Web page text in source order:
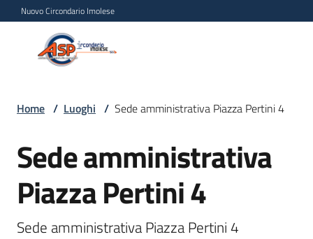
Vai al contenuto
Vai alla navigazione
Vai al footer
Nuovo Circondario Imolese
Persona
Chi
siamo
Home / Luoghi / Sede amministrativa Piazza Pertini 4
Salta al contenuto
Sede amministrativa
Piazza Pertini 4
Sede amministrativa Piazza Pertini 4